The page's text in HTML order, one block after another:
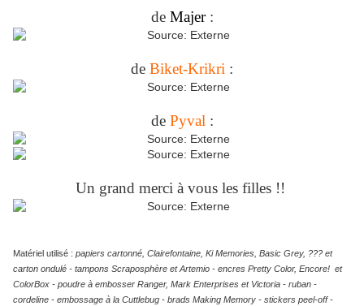
de Majer:
de Biket-Krikri :
de Pyval :
Un grand merci à vous les filles !!
Matériel utilisé : papiers cartonné, Clairefontaine, Ki Memories, Basic Grey, ??? et
carton ondulé - tampons Scraposphère etArtemio - encres Pretty Color, Encore! et
ColorBox - poudre à embosser Ranger, Mark Enterprises et Victoria - ruban -
cordeline - embossage à la Cuttlebug - brads Making Memory - stickers peel-off -